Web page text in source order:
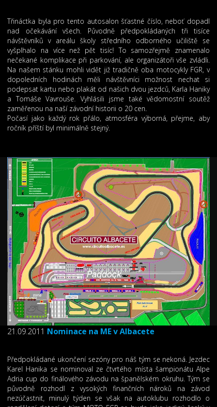
Třináctka byla pro tento autosalon šťastné číslo, neboť dopadl
nad očekávání všech. Původně předpokládaných tři tisíce
návštěvníků v areálu školy středního odborného učiliště se
vyšplhalo na více než pět tisíc! To samozřejmě znamenalo
nečekané komplikace při parkování, ale organizátoři vše zvládli.
Na našem stánku mohli vidět již tradičně oba motocykly FGR, v
dopoledních hodinách měli návštěvníci možnost nechat si
podepsat kartu nebo plakát od našich dvou jezdců, Karla Haniky
a Tomáše Vavrouše. Vyhlásili jsme také vědomostní soutěž
zaměřenou na naší závodní historii o 20 cen.
Počasí jako každý rok přálo, atmosféra výborná, přejme, aby
ročník příští byl minimálně stejný.
21.09.2011 Nominace na ME v Albacete
Předpokládané ukončení sezóny pro náš tým se nekoná. Jezdec
Karel Hanika se nominoval ze čtvrtého místa šampionátu Alpe
Adria cup do finálového závodu na španělském okruhu. Tým se
původně rozhodl z vysokých finančních nároků na závod
nezúčastnit, minulý týden se však na autoklubu rozhodlo o